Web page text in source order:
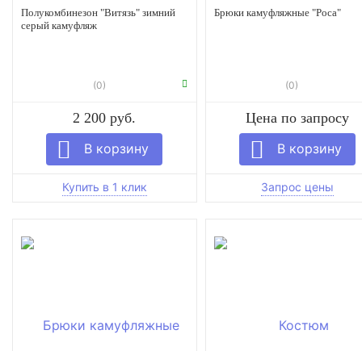
Полукомбинезон "Витязь" зимний
серый камуфляж
(0)
2 200 руб.
Брюки камуфляжные "Роса"
(0)
Цена по запросу